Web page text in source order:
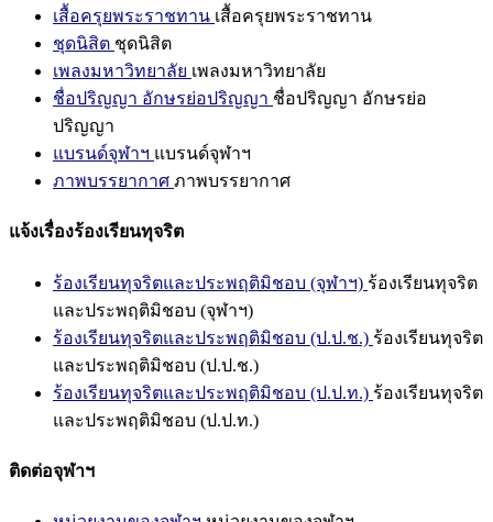
เสื้อครุยพระราชทาน เสื้อครุยพระราชทาน
ชุดนิสิต ชุดนิสิต
เพลงมหาวิทยาลัย เพลงมหาวิทยาลัย
ชื่อปริญญา อักษรย่อปริญญา ชื่อปริญญา อักษรย่อ
ปริญญา
แบรนด์จุฬาฯ แบรนด์จุฬาฯ
ภาพบรรยากาศ ภาพบรรยากาศ
แจ้งเรื่องร้องเรียนทุจริต
ร้องเรียนทุจริตและประพฤติมิชอบ (จุฬาฯ) ร้องเรียนทุจริต
และประพฤติมิชอบ (จุฬาฯ)
ร้องเรียนทุจริตและประพฤติมิชอบ (ป.ป.ช.) ร้องเรียนทุจริต
และประพฤติมิชอบ (ป.ป.ช.)
ร้องเรียนทุจริตและประพฤติมิชอบ (ป.ป.ท.) ร้องเรียนทุจริต
และประพฤติมิชอบ (ป.ป.ท.)
ติดต่อจุฬาฯ